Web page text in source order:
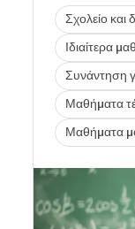
Σχολείο και
Ιδιαίτερα
Συνάντηση
Μαθήματα
Μαθήματα